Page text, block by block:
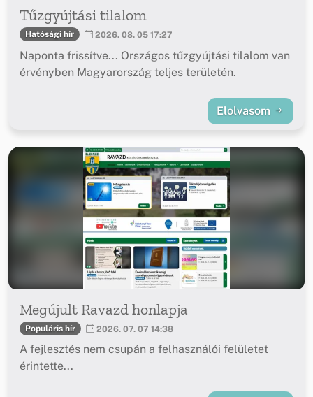
Tűzgyújtási tilalom
Hatósági hír 2026. 08. 05 17:27
Naponta frissítve... Országos tűzgyújtási tilalom van
érvényben Magyarország teljes területén.
Elolvasom
Megújult Ravazd honlapja
Populáris hír 2026. 07. 07 14:38
A fejlesztés nem csupán a felhasználói felületet
érintette...